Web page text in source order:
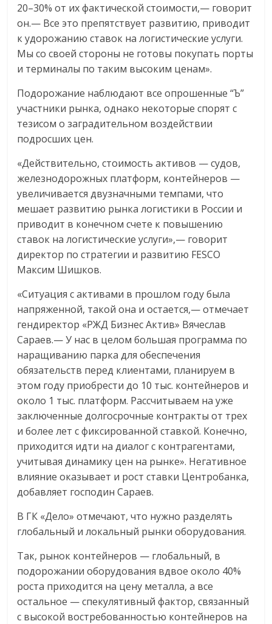
20–30% от их фактической стоимости,— говорит
он.— Все это препятствует развитию, приводит
к удорожанию ставок на логистические услуги.
Мы со своей стороны не готовы покупать порты
и терминалы по таким высоким ценам».
Подорожание наблюдают все опрошенные “Ъ”
участники рынка, однако некоторые спорят с
тезисом о заградительном воздействии
подросших цен.
«Действительно, стоимость активов — судов,
железнодорожных платформ, контейнеров —
увеличивается двузначными темпами, что
мешает развитию рынка логистики в России и
приводит в конечном счете к повышению
ставок на логистические услуги»,— говорит
директор по стратегии и развитию FESCO
Максим Шишков.
«Ситуация с активами в прошлом году была
напряженной, такой она и остается,— отмечает
гендиректор «РЖД Бизнес Актив» Вячеслав
Сараев.— У нас в целом большая программа по
наращиванию парка для обеспечения
обязательств перед клиентами, планируем в
этом году приобрести до 10 тыс. контейнеров и
около 1 тыс. платформ. Рассчитываем на уже
заключенные долгосрочные контракты от трех
и более лет с фиксированной ставкой. Конечно,
приходится идти на диалог с контрагентами,
учитывая динамику цен на рынке». Негативное
влияние оказывает и рост ставки Центробанка,
добавляет господин Сараев.
В ГК «Дело» отмечают, что нужно разделять
глобальный и локальный рынки оборудования.
Так, рынок контейнеров — глобальный, в
подорожании оборудования вдвое около 40%
роста приходится на цену металла, а все
остальное — спекулятивный фактор, связанный
с высокой востребованностью контейнеров на